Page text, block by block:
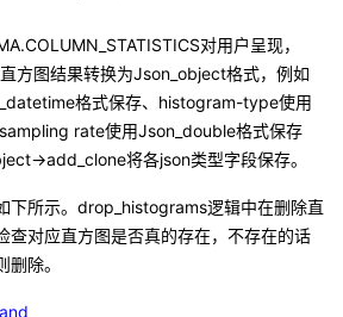
对用户呈现，
方图结果转换为Json_object格式，例如
格式保存、 histogram-type使用
sampling rate使用Json_double格式保存
>add_clone将各json类型字段保存。
所示。 drop_histograms逻辑中在删除直
查对应直方图是否真的存在，不存在的话
除。